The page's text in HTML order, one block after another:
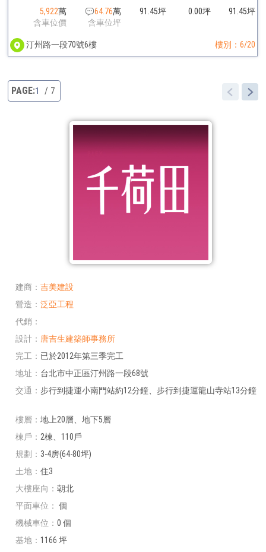
建商
吉美建設
營造
泛亞工程
代銷
設計
唐吉生建築師事務所
完工
已於2012年第三季完工
地址
台北市中正區汀州路一段68號
交通
步行到捷運小南門站約12分鐘、步行到捷運龍山寺站13分鐘
樓層
地上20層、地下5層
棟戶
2棟、110戶
規劃
3-4房(64-80坪)
土地
住3
大樓座向
朝北
平面車位
個
機械車位
0 個
基地
1166 坪
5,922萬
含車位價
64.76萬
含車位坪
91.45坪 0.00坪 91.45坪
汀州路一段70號6樓 樓別：6/20
1 7